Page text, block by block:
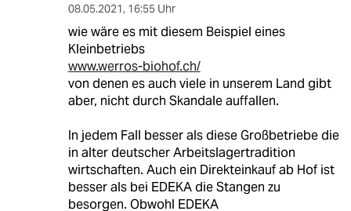
08.05.2021, 16:55 Uhr
wie wäre es mit diesem Beispiel eines
Kleinbetriebs
www.werros-biohof.ch/
von denen es auch viele in unserem Land gibt
aber, nicht durch Skandale auffallen.
In jedem Fall besser als diese Großbetriebe die
in alter deutscher Arbeitslagertradition
wirtschaften. Auch ein Direkteinkauf ab Hof ist
besser als bei EDEKA die Stangen zu
besorgen. Obwohl EDEKA